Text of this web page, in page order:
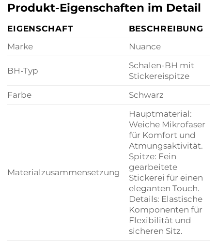
Produkt-Eigenschaften im Detail
EIGENSCHAFT
BESCHREIBUNG
Marke
Nuance
BH-Typ
Schalen-BH mit
Stickereispitze
Farbe
Schwarz
Materialzusammensetzung
Hauptmaterial:
Weiche Mikrofaser
für Komfort und
Atmungsaktivität.
Spitze: Fein
gearbeitete
Stickerei für einen
eleganten Touch.
Details: Elastische
Komponenten für
Flexibilität und
sicheren Sitz.